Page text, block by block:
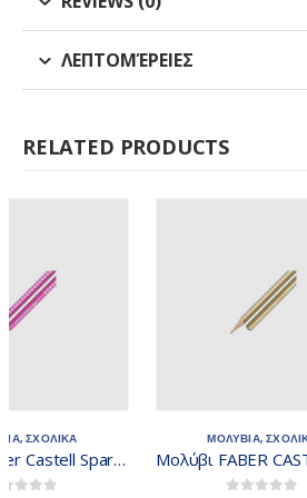
ΛΕΠΤΟΜΈΡΕΙΕΣ
RELATED PRODUCTS
ΜΟΛΥΒΙΑ
Μολύβι FABER CASTELL Sparkle B χρυσό 118214